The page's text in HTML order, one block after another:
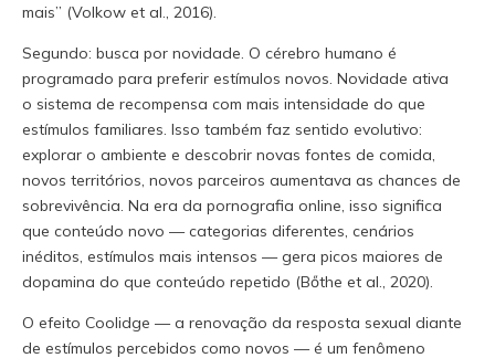
mais” (Volkow et al., 2016).
Segundo: busca por novidade. O cérebro humano é
programado para preferir estímulos novos. Novidade ativa
o sistema de recompensa com mais intensidade do que
estímulos familiares. Isso também faz sentido evolutivo:
explorar o ambiente e descobrir novas fontes de comida,
novos territórios, novos parceiros aumentava as chances de
sobrevivência. Na era da pornografia online, isso significa
que conteúdo novo — categorias diferentes, cenários
inéditos, estímulos mais intensos — gera picos maiores de
dopamina do que conteúdo repetido (Bőthe et al., 2020).
O efeito Coolidge — a renovação da resposta sexual diante
de estímulos percebidos como novos — é um fenômeno